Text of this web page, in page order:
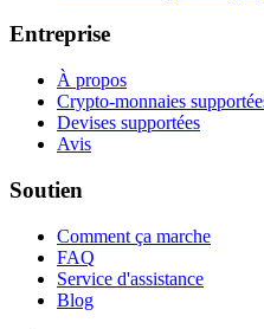
Entreprise
À propos
Crypto-monnaies
Devises supportées
Avis
Soutien
Comment ça marche
FAQ
Service d'assistance
Blog